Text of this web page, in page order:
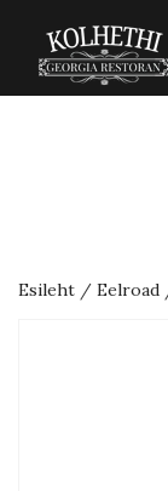
Esileht / Eelroad